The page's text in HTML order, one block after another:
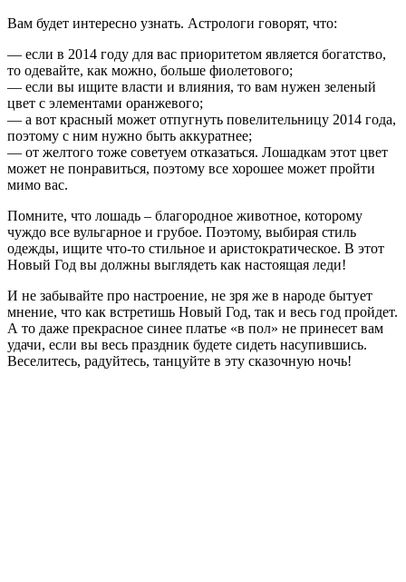
Вам будет интересно узнать. Астрологи говорят, что:
— если в 2014 году для вас приоритетом является богатство,
то одевайте, как можно, больше фиолетового;
— если вы ищите власти и влияния, то вам нужен зеленый
цвет с элементами оранжевого;
— а вот красный может отпугнуть повелительницу 2014 года,
поэтому с ним нужно быть аккуратнее;
— от желтого тоже советуем отказаться. Лошадкам этот цвет
может не понравиться, поэтому все хорошее может пройти
мимо вас.
Помните, что лошадь – благородное животное, которому
чуждо все вульгарное и грубое. Поэтому, выбирая стиль
одежды, ищите что-то стильное и аристократическое. В этот
Новый Год вы должны выглядеть как настоящая леди!
И не забывайте про настроение, не зря же в народе бытует
мнение, что как встретишь Новый Год, так и весь год пройдет.
А то даже прекрасное синее платье «в пол» не принесет вам
удачи, если вы весь праздник будете сидеть насупившись.
Веселитесь, радуйтесь, танцуйте в эту сказочную ночь!